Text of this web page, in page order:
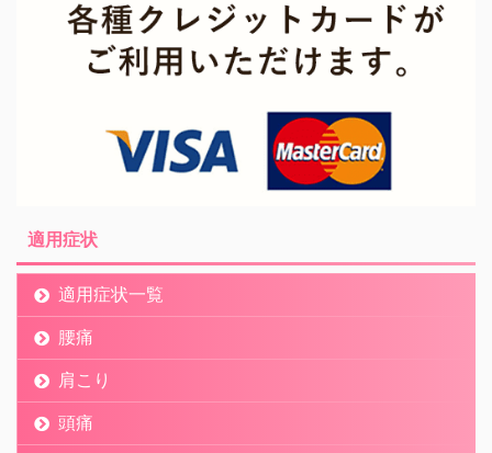
適用症状
適用症状一覧
腰痛
肩こり
頭痛